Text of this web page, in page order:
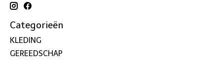
Categorieën
KLEDING
GEREEDSCHAP